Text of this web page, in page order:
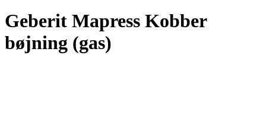
Geberit Mapress Kobber
bøjning (gas)